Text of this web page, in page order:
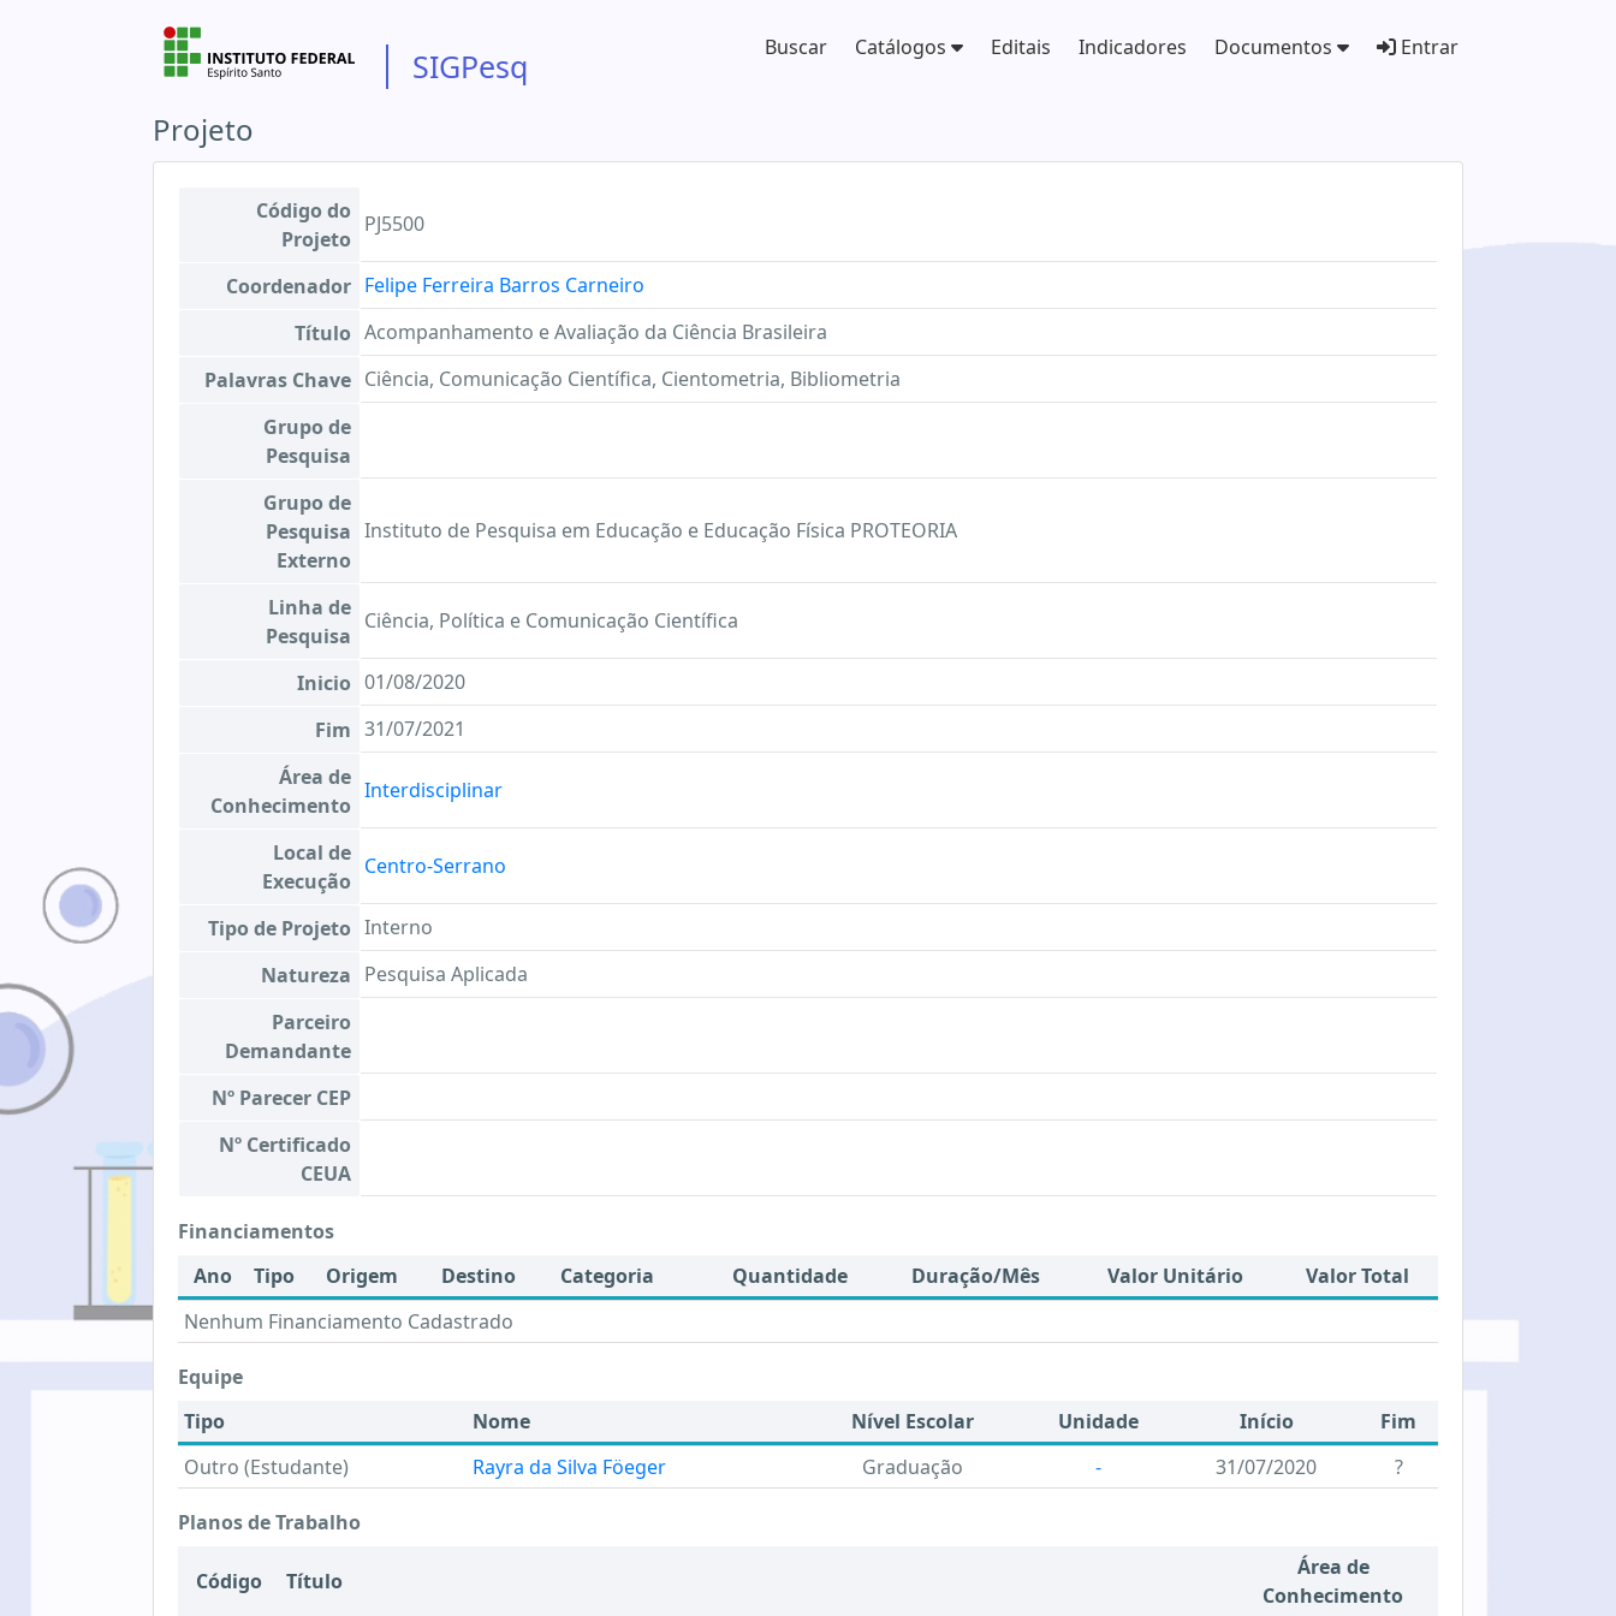
SIGPesq Buscar Catálogos Editais Indicadores Documentos Entrar
Projeto
Código do
Projeto
PJ5500
Coordenador Felipe Ferreira Barros Carneiro
Título Acompanhamento e Avaliação da Ciência Brasileira
Palavras Chave Ciência, Comunicação Científica, Cientometria, Bibliometria
Grupo de
Pesquisa
Grupo de
Pesquisa
Externo
Instituto de Pesquisa em Educação e Educação Física PROTEORIA
Linha de
Pesquisa
Ciência, Política e Comunicação Científica
Inicio 01/08/2020
Fim 31/07/2021
Área de
Conhecimento
Interdisciplinar
Local de
Execução
Centro-Serrano
Tipo de Projeto Interno
Natureza Pesquisa Aplicada
Parceiro
Demandante
Nº Parecer CEP
Nº Certificado
CEUA
Financiamentos
Ano
Tipo Origem Destino Categoria Quantidade Duração/Mês Valor Unitário
Valor Total
Nenhum Financiamento Cadastrado
Equipe
Tipo
Nome Nível Escolar Unidade Início
Fim
Outro (Estudante)
Rayra da Silva Föeger Graduação - 31/07/2020 ?
Planos de Trabalho
Código Título
Área de
Conhecimento